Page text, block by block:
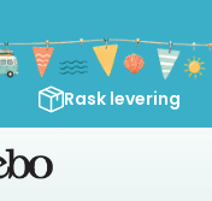
Rask levering